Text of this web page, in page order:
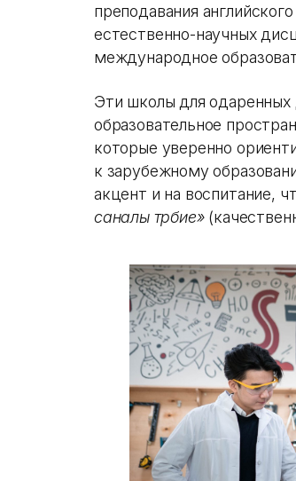
преподавания
естественно-научных
международное
Эти школы для одаренных
образовательное
которые уверенно
к зарубежному
акцент и на воспитание,
саналы тәрбие»